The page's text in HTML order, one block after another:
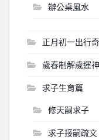
辦公桌風水
正月初一出行
歲春制解歲運
求子生育篇
修天嗣求子
求子接嗣疏文